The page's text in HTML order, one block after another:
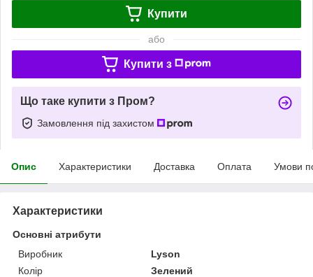
Купити
або
Купити з
Що таке купити з Пром?
Замовлення під захистом
Опис Характеристики Доставка Оплата Умови
Характеристики
Основні атрибути
Виробник
Lyson
Колір
Зелений